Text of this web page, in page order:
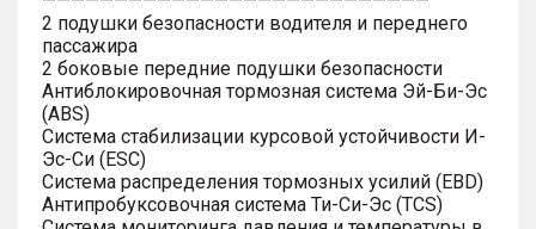
2 подушки безопасности водителя и переднего
пассажира
2 боковые передние подушки безопасности
Антиблокировочная тормозная система Эй-Би-Эс
(ABS)
Система стабилизации курсовой устойчивости И-
Эс-Си (ESC)
Система распределения тормозных усилий (EBD)
Антипробуксовочная система Ти-Си-Эс (TCS)